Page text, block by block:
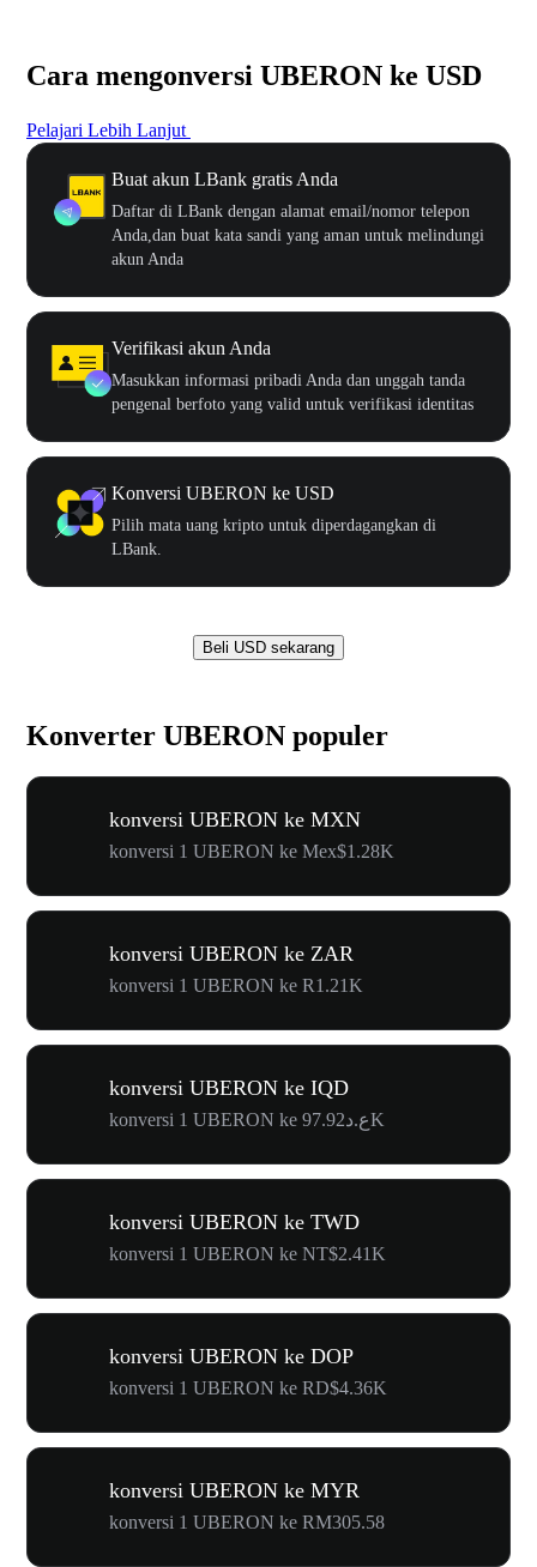
Cara mengonversi UBERON ke USD
Pelajari Lebih Lanjut
Buat akun LBank gratis Anda
Daftar di LBank dengan alamat email/nomor telepon
Anda,dan buat kata sandi yang aman untuk melindungi
akun Anda
Verifikasi akun Anda
Masukkan informasi pribadi Anda dan unggah tanda
pengenal berfoto yang valid untuk verifikasi identitas
Konversi UBERON ke USD
Pilih mata uang kripto untuk diperdagangkan di
LBank.
Beli USD sekarang
Konverter UBERON populer
konversi UBERON ke MXN
konversi 1 UBERON ke Mex$1.28K
konversi UBERON ke ZAR
konversi 1 UBERON ke R1.21K
konversi UBERON ke IQD
konversi 1 UBERON ke ع.د97.92K
konversi UBERON ke TWD
konversi 1 UBERON ke NT$2.41K
konversi UBERON ke DOP
konversi 1 UBERON ke RD$4.36K
konversi UBERON ke MYR
konversi 1 UBERON ke RM305.58